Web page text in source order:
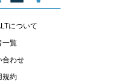
について
一覧
合わせ
規約